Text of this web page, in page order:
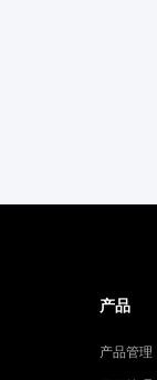
产品
产品管理